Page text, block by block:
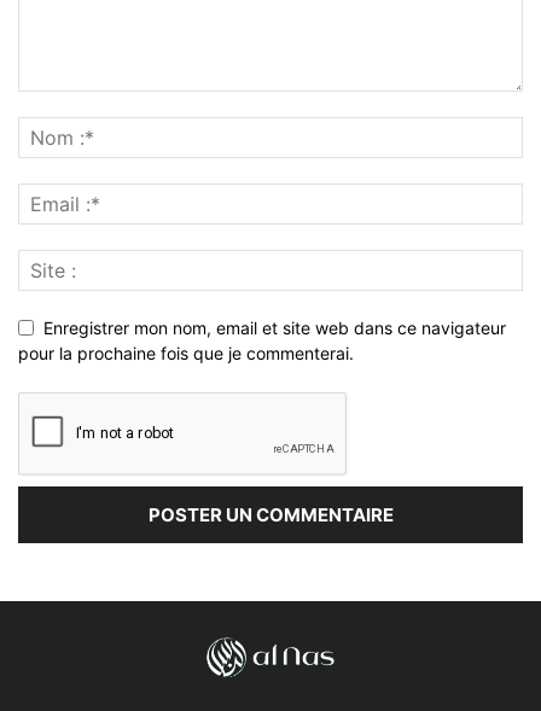
Enregistrer mon nom, email et site web dans ce navigateur
pour la prochaine fois que je commenterai.